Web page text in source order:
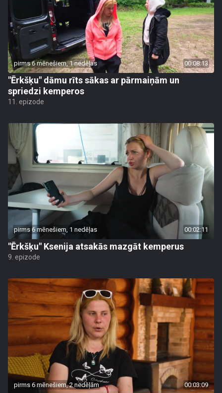
pirms 6 mēnešiem, 1 nedēļas 00:08:13
"Ērkšķu" dāmu rīts sākas ar pārmaiņām un
spriedzi kemperos
11. epizode
pirms 6 mēnešiem, 1 nedēļas 00:02:11
"Ērkšķu" Ksenija atsakās mazgāt kemperus
9. epizode
pirms 6 mēnešiem, 2 nedēļām 00:03:09